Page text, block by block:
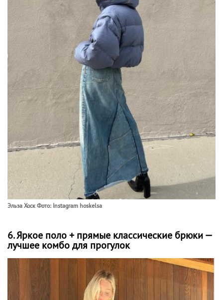
Эльза Хоск Фото: Instagram hoskelsa
6. Яркое поло + прямые классические брюки —
лучшее комбо для прогулок